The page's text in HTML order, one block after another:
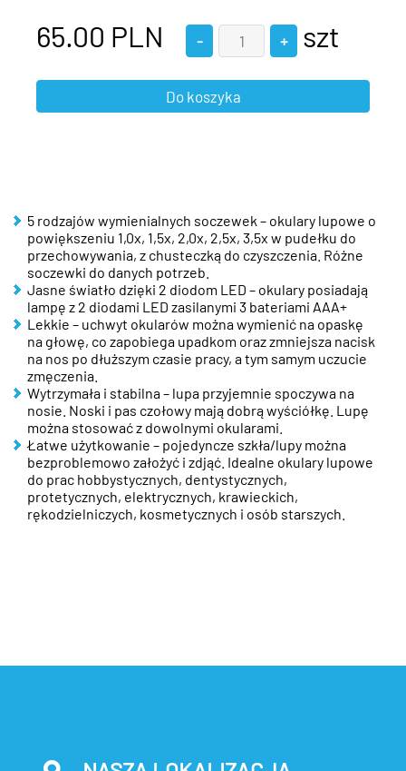
65.00 PLN szt
5 rodzajów wymienialnych soczewek – okulary lupowe o
powiększeniu 1,0x, 1,5x, 2,0x, 2,5x, 3,5x w pudełku do
przechowywania, z chusteczką do czyszczenia. Różne
soczewki do danych potrzeb.
Jasne światło dzięki 2 diodom LED – okulary posiadają
lampę z 2 diodami LED zasilanymi 3 bateriami AAA+
Lekkie – uchwyt okularów można wymienić na opaskę
na głowę, co zapobiega upadkom oraz zmniejsza nacisk
na nos po dłuższym czasie pracy, a tym samym uczucie
zmęczenia.
Wytrzymała i stabilna – lupa przyjemnie spoczywa na
nosie. Noski i pas czołowy mają dobrą wyściółkę. Lupę
można stosować z dowolnymi okularami.
Łatwe użytkowanie – pojedyncze szkła/lupy można
bezproblemowo założyć i zdjąć. Idealne okulary lupowe
do prac hobbystycznych, dentystycznych,
protetycznych, elektrycznych, krawieckich,
rękodzielniczych, kosmetycznych i osób starszych.